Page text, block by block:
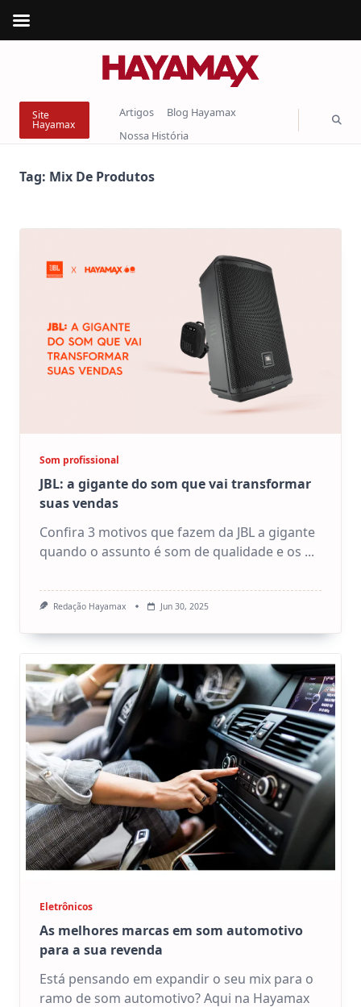
Site
Hayamax
Artigos
Blog Hayamax
Nossa História
Tag: Mix De Produtos
Som profissional
JBL: a gigante do som que vai transformar
suas vendas
Confira 3 motivos que fazem da JBL a gigante
quando o assunto é som de qualidade e os ...
Redação Hayamax Jun 30, 2025
Eletrônicos
As melhores marcas em som automotivo
para a sua revenda
Está pensando em expandir o seu mix para o
ramo de som automotivo? Aqui na Hayamax